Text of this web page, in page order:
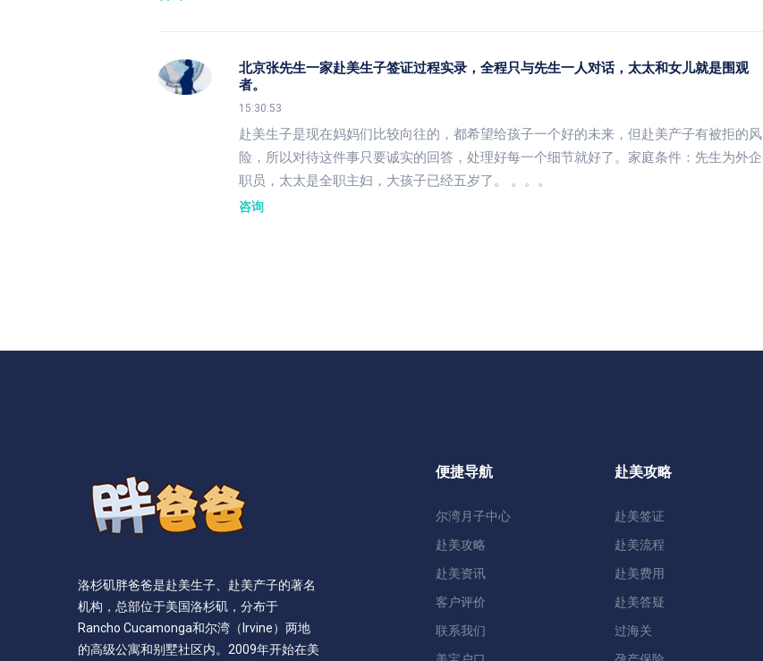
北京张先生一家赴美生子签证过程实录，全程只与先生一人对话，太太和女儿就是围观
者。
15:30:53
赴美生子是现在妈妈们比较向往的，都希望给孩子一个好的未来，但赴美产子有被拒的风
险，所以对待这件事只要诚实的回答，处理好每一个细节就好了。家庭条件：先生为外企
职员，太太是全职主妇，大孩子已经五岁了。 。。。
咨询
洛杉矶胖爸爸是赴美生子、赴美产子的著名
机构，总部位于美国洛杉矶，分布于
Rancho Cucamonga和尔湾（Irvine）两地
的高级公寓和别墅社区内。2009年开始在美
便捷导航
尔湾月子中心
赴美攻略
赴美资讯
客户评价
联系我们
赴美攻略
赴美签证
赴美流程
赴美费用
赴美答疑
过海关